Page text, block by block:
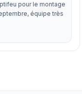
pour le montage
équipe très